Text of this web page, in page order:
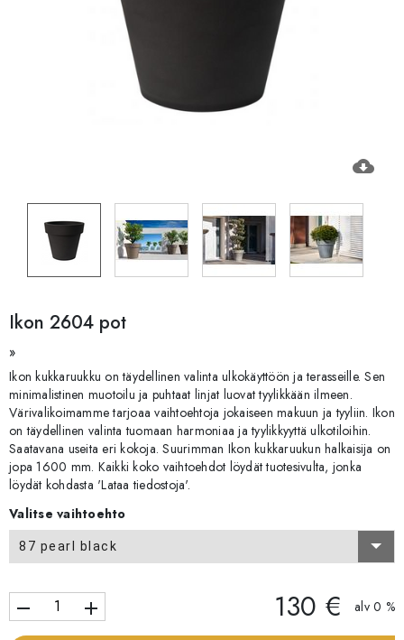
cloud_download
Ikon 2604 pot
»
Ikon kukkaruukku on täydellinen valinta ulkokäyttöön ja terasseille. Sen
minimalistinen muotoilu ja puhtaat linjat luovat tyylikkään ilmeen.
Värivalikoimamme tarjoaa vaihtoehtoja jokaiseen makuun ja tyyliin. Ikon
on täydellinen valinta tuomaan harmoniaa ja tyylikkyyttä ulkotiloihin.
Saatavana useita eri kokoja. Suurimman Ikon kukkaruukun halkaisija on
jopa 1600 mm. Kaikki koko vaihtoehdot löydät tuotesivulta, jonka
löydät kohdasta 'Lataa tiedostoja'.
Valitse vaihtoehto
87 pearl black
remove add 130 € alv 0 %